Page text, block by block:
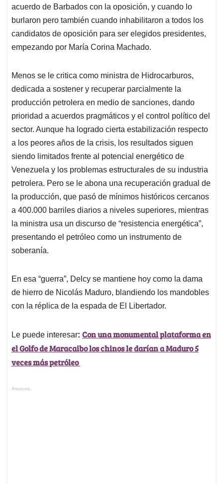
acuerdo de Barbados con la oposición, y cuando lo
burlaron pero también cuando inhabilitaron a todos los
candidatos de oposición para ser elegidos presidentes,
empezando por María Corina Machado.
Menos se le critica como ministra de Hidrocarburos,
dedicada a sostener y recuperar parcialmente la
producción petrolera en medio de sanciones, dando
prioridad a acuerdos pragmáticos y el control político del
sector. Aunque ha logrado cierta estabilización respecto
a los peores años de la crisis, los resultados siguen
siendo limitados frente al potencial energético de
Venezuela y los problemas estructurales de su industria
petrolera. Pero se le abona una recuperación gradual de
la producción, que pasó de mínimos históricos cercanos
a 400.000 barriles diarios a niveles superiores, mientras
la ministra usa un discurso de “resistencia energética”,
presentando el petróleo como un instrumento de
soberanía.
En esa “guerra”, Delcy se mantiene hoy como la dama
de hierro de Nicolás Maduro, blandiendo los mandobles
con la réplica de la espada de El Libertador.
Le puede interesar: Con una monumental plataforma en
el Golfo de Maracaibo los chinos le darían a Maduro 5
veces más petróleo
Anuncios.